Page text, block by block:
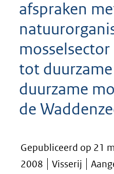
afspraken
tot
duurzame
de
Gepubliceerd op 21
2008
Visserij